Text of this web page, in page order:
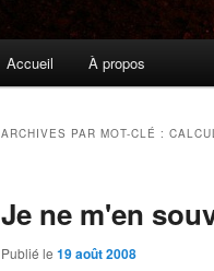
Accueil À propos
ARCHIVES PAR MOT-CLÉ :
Je ne m'en
Publié le 19 août 2008